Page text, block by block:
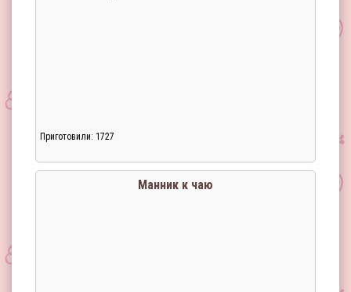
Приготовили: 1727
Манник к чаю